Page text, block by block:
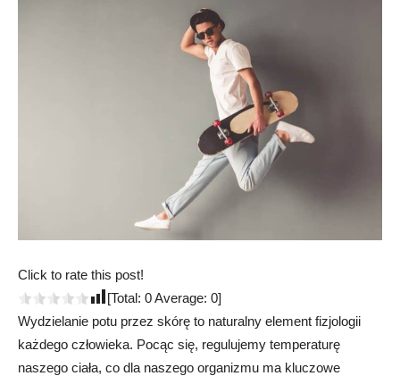
Click to rate this post!
[Total: 0Average: 0]
Wydzielanie potu przez skórę to naturalny element fizjologii
każdego człowieka. Pocąc się, regulujemy temperaturę
naszego ciała, co dla naszego organizmu ma kluczowe